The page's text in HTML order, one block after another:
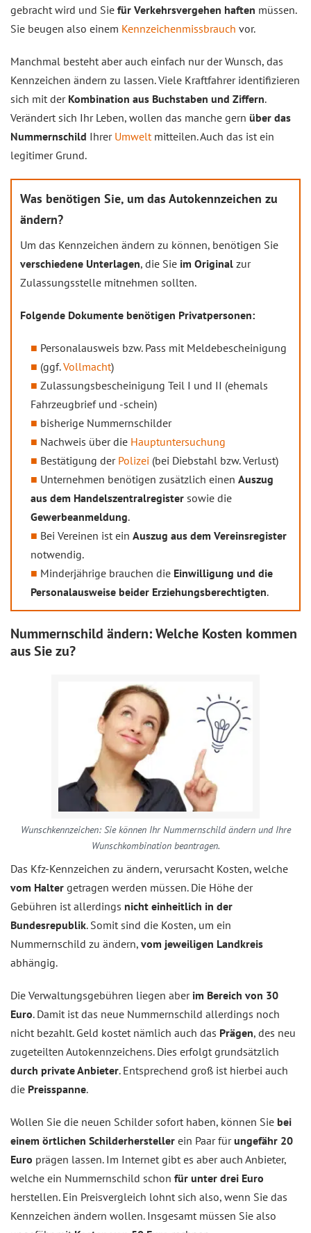
gebracht wird und Sie für Verkehrsvergehen haften müssen.
Sie beugen also einem Kennzeichenmissbrauch vor.
Manchmal besteht aber auch einfach nur der Wunsch, das
Kennzeichen ändern zu lassen. Viele Kraftfahrer identifizieren
sich mit der Kombination aus Buchstaben und Ziffern.
Verändert sich Ihr Leben, wollen das manche gern über das
Nummernschild Ihrer Umweltmitteilen. Auch das ist ein
legitimer Grund.
Was benötigen Sie, um das Autokennzeichen zu
ändern?
Um das Kennzeichen ändern zu können, benötigen Sie
verschiedene Unterlagen, die Sie im Original zur
Zulassungsstelle mitnehmen sollten.
Folgende Dokumente benötigen Privatpersonen:
Personalausweis bzw. Pass mit Meldebescheinigung
(ggf.Vollmacht)
Zulassungsbescheinigung Teil I und II (ehemals
Fahrzeugbrief und -schein)
bisherige Nummernschilder
Nachweis über die Hauptuntersuchung
Bestätigung der Polizei (bei Diebstahl bzw. Verlust)
Unternehmen benötigen zusätzlich einen Auszug
aus dem Handelszentralregister sowie die
Gewerbeanmeldung.
Bei Vereinen ist ein Auszug aus dem Vereinsregister
notwendig.
Minderjährige brauchen die Einwilligung und die
Personalausweise beider Erziehungsberechtigten.
Nummernschild ändern: Welche Kosten kommen
aus Sie zu?
Wunschkennzeichen: Sie können Ihr Nummernschild ändern und Ihre
Wunschkombination beantragen.
Das Kfz-Kennzeichen zu ändern, verursacht Kosten, welche
vom Halter getragen werden müssen. Die Höhe der
Gebühren ist allerdings nicht einheitlich in der
Bundesrepublik. Somit sind die Kosten, um ein
Nummernschild zu ändern, vom jeweiligen Landkreis
abhängig.
Die Verwaltungsgebühren liegen aber im Bereich von 30
Euro. Damit ist das neue Nummernschild allerdings noch
nicht bezahlt. Geld kostet nämlich auch das Prägen, des neu
zugeteilten Autokennzeichens. Dies erfolgt grundsätzlich
durch private Anbieter. Entsprechend groß ist hierbei auch
die Preisspanne.
Wollen Sie die neuen Schilder sofort haben, können Sie bei
einem örtlichen Schilderhersteller ein Paar fürungefähr 20
Euro prägen lassen. Im Internet gibt es aber auch Anbieter,
welche ein Nummernschild schon für unter drei Euro
herstellen. Ein Preisvergleich lohnt sich also, wenn Sie das
Kennzeichen ändern wollen. Insgesamt müssen Sie also